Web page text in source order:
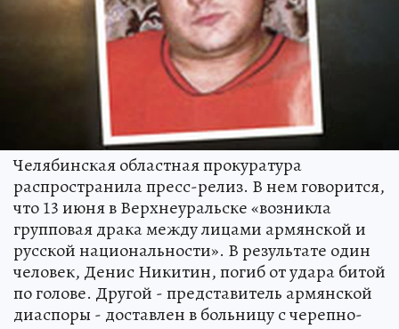
Челябинская областная прокуратура
распространила пресс-релиз. В нем говорится,
что 13 июня в Верхнеуральске «возникла
групповая драка между лицами армянской и
русской национальности». В результате один
человек, Денис Никитин, погиб от удара битой
по голове. Другой - представитель армянской
диаспоры - доставлен в больницу с черепно-